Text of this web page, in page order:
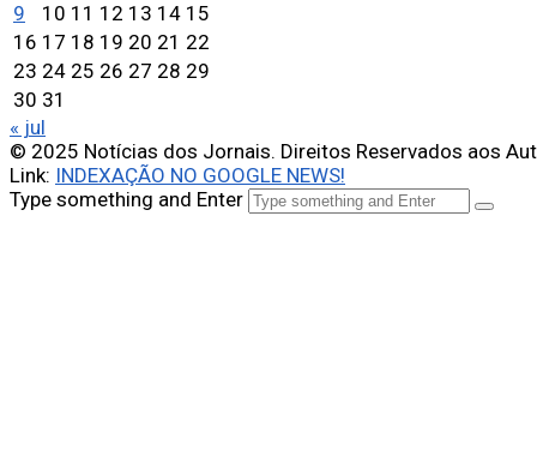
9
10 11 12 13 14 15
16 17 18 19 20 21 22
23 24 25 26 27 28 29
30 31
« jul
© 2025 Notícias dos Jornais. Direitos Reservados aos
Link: INDEXAÇÃO NO GOOGLE NEWS!
Type something and Enter